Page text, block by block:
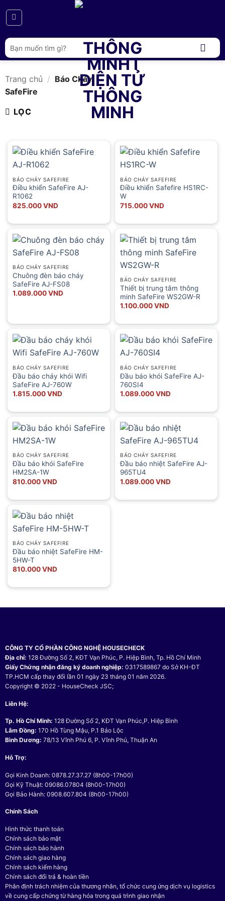
qua
dung
Tìm
kiếm:
Trang chủ / Báo Cháy
SafeFire
LỌC
BÁO CHÁY SAFEFIRE
Điều khiển SafeFire AJ-
R1062
825.000VND
BÁO CHÁY SAFEFIRE
Điều khiển Safefire HS1RC-
W
715.000VND
BÁO CHÁY SAFEFIRE
Chuông đèn báo cháy
SafeFire AJ-FS08
1.089.000VND
BÁO CHÁY SAFEFIRE
Thiết bị trung tâm thông
minh SafeFire WS2GW-R
1.100.000VND
BÁO CHÁY SAFEFIRE
Đầu báo cháy khói Wifi
SafeFire AJ-760W
1.815.000VND
BÁO CHÁY SAFEFIRE
Đầu báo khói SafeFire AJ-
760SI4
1.089.000VND
BÁO CHÁY SAFEFIRE
Đầu báo khói SafeFire
HM2SA-1W
810.000VND
BÁO CHÁY SAFEFIRE
Đầu báo nhiệt SafeFire AJ-
965TU4
1.089.000VND
BÁO CHÁY SAFEFIRE
Đầu báo nhiệt SafeFire HM-
5HW-T
810.000VND
CÔNG TY CỔ PHẦN CÔNG NGHỆ HOUSECHECK
Địa chỉ: 128 Đường Số 2, KĐT Vạn Phúc, P. Hiệp Bình, Tp. Hồ Chí Minh
Giấy Chứng nhận đăng ký doanh nghiệp: 0317589867 do Sở KH-ĐT
TP.HCM cấp thay đổi lần 01 ngày 23 tháng 01 năm 2026.
Copyright © 2022 - HouseCheck JSC;
Liên Hệ:
Tp. Hồ Chí Minh: 128 Đường Số 2, KĐT Vạn Phúc,P. Hiệp Bình
Lâm Đồng: 170 Hồ Tùng Mậu, P.1 Bảo Lộc
Bình Dương: 78/13 Vĩnh Phú 6, P. Vĩnh Phú, Thuận An
Hỗ Trợ:
Gọi Kinh Doanh: 0878.27.37.27 (8h00-17h00)
Gọi Kỹ Thuật: 09086.07804 (8h00-17h00)
Gọi Bảo Hành: 0908.607.804 (8h00-17h00)
Chính Sách
Hình thức thanh toán
Chính sách bảo mật
Chính sách bảo hành
Chính sách giao hàng
Chính sách kiểm hàng
Chính sách đổi trả & hoàn tiền
Phân định trách nhiệm của thương nhân, tổ chức cung ứng dịch vụ logistics
về cung cấp chứng từ hàng hóa trong quá trình giao nhận